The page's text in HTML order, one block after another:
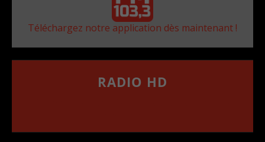
Téléchargez notre application dès maintenant !
RADIO HD